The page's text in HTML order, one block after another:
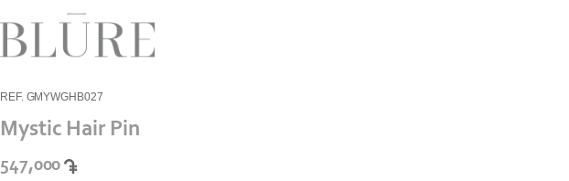
REF. GMYWGHB027
Mystic Hair Pin
547,000